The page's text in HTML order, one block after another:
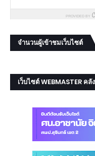
จำนวนผู้เข้าชมเว็บไซต์
เว็บไซต์ WEBMASTER คลั